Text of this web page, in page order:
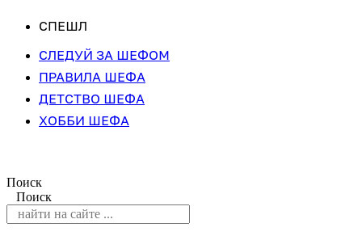
СПЕШЛ
СЛЕДУЙ ЗА ШЕФОМ
ПРАВИЛА ШЕФА
ДЕТСТВО ШЕФА
ХОББИ ШЕФА
Поиск
Поиск